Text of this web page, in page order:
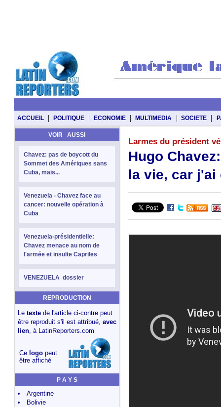
ACCUEIL | POLITIQUE | ECONOMIE | MULTIMEDIA | SOCIETE |
Larmes du président
Hugo
la vie, car j'ai
VOIR AUSSI
Chavez: pas de boycott du
Sommet des Amériques sans
Cuba, mais...
Venezuela - Chavez face au
cancer: nouvelle opération à
Cuba
Venezuela-présidentielle:
Chavez menace au nom de
l'armée et insulte Capriles
VENEZUELA dossier
REPRODUCTION
Le textede l'article ci-contre peut
être reproduit s'il est attribué, avec
lien, à LatinReporters.com
Ce logopeut
être affiché
P A Y S
Argentine
Bolivie